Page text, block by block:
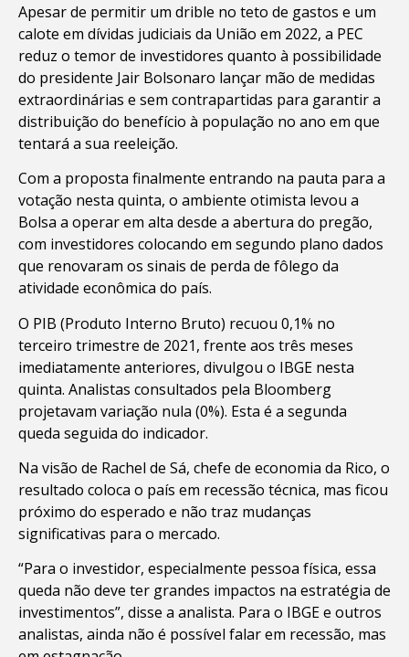
Apesar de permitir um drible no teto de gastos e um
calote em dívidas judiciais da União em 2022, a PEC
reduz o temor de investidores quanto à possibilidade
do presidente Jair Bolsonaro lançar mão de medidas
extraordinárias e sem contrapartidas para garantir a
distribuição do benefício à população no ano em que
tentará a sua reeleição.
Com a proposta finalmente entrando na pauta para a
votação nesta quinta, o ambiente otimista levou a
Bolsa a operar em alta desde a abertura do pregão,
com investidores colocando em segundo plano dados
que renovaram os sinais de perda de fôlego da
atividade econômica do país.
O PIB (Produto Interno Bruto) recuou 0,1% no
terceiro trimestre de 2021, frente aos três meses
imediatamente anteriores, divulgou o IBGE nesta
quinta. Analistas consultados pela Bloomberg
projetavam variação nula (0%). Esta é a segunda
queda seguida do indicador.
Na visão de Rachel de Sá, chefe de economia da Rico, o
resultado coloca o país em recessão técnica, mas ficou
próximo do esperado e não traz mudanças
significativas para o mercado.
“Para o investidor, especialmente pessoa física, essa
queda não deve ter grandes impactos na estratégia de
investimentos”, disse a analista. Para o IBGE e outros
analistas, ainda não é possível falar em recessão, mas